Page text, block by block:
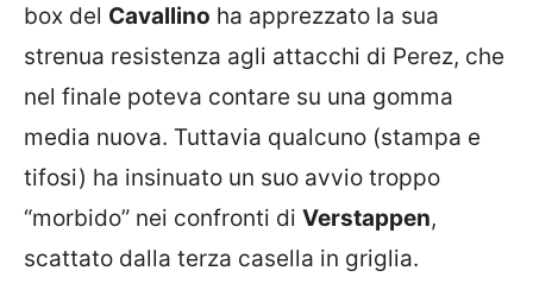
box del Cavallino ha apprezzato la sua
strenua resistenza agli attacchi di Perez, che
nel finale poteva contare su una gomma
media nuova. Tuttavia qualcuno (stampa e
tifosi) ha insinuato un suo avvio troppo
“morbido” nei confronti di Verstappen,
scattato dalla terza casella in griglia.